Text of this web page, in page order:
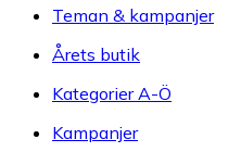
Teman & kampanjer
Årets butik
Kategorier A-Ö
Kampanjer